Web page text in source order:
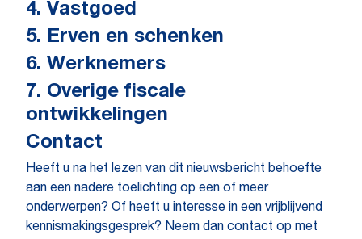
4. Vastgoed
5. Erven en schenken
6. Werknemers
7. Overige fiscale
ontwikkelingen
Contact
Heeft u na het lezen van dit nieuwsbericht behoefte
aan een nadere toelichting op een of meer
onderwerpen? Of heeft u interesse in een vrijblijvend
kennismakingsgesprek? Neem dan contact op met